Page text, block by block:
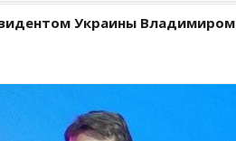
Украины Владимиром